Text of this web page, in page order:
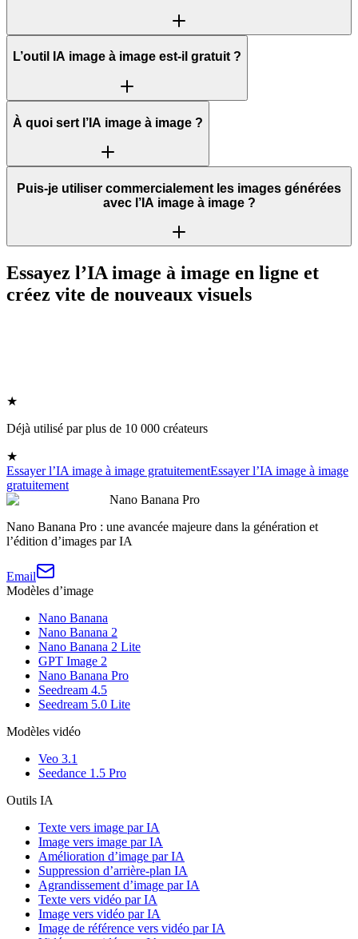
L’outil IA image à image est-il gratuit ?
À quoi sert l’IA image à image ?
Puis-je utiliser commercialement les images générées
avec l’IA image à image ?
Essayez l’IA image à image en ligne et
créez vite de nouveaux visuels
★
Déjà utilisé par plus de 10 000 créateurs
★
Essayer l’IA image à image gratuitementEssayer l’IA image à image
gratuitement
Nano Banana Pro
Nano Banana Pro : une avancée majeure dans la génération et
l’édition d’images par IA
Email
Modèles d’image
Nano Banana
Nano Banana 2
Nano Banana 2 Lite
GPT Image 2
Nano Banana Pro
Seedream 4.5
Seedream 5.0 Lite
Modèles vidéo
Veo 3.1
Seedance 1.5 Pro
Outils IA
Texte vers image par IA
Image vers image par IA
Amélioration d’image par IA
Suppression d’arrière-plan IA
Agrandissement d’image par IA
Texte vers vidéo par IA
Image vers vidéo par IA
Image de référence vers vidéo par IA